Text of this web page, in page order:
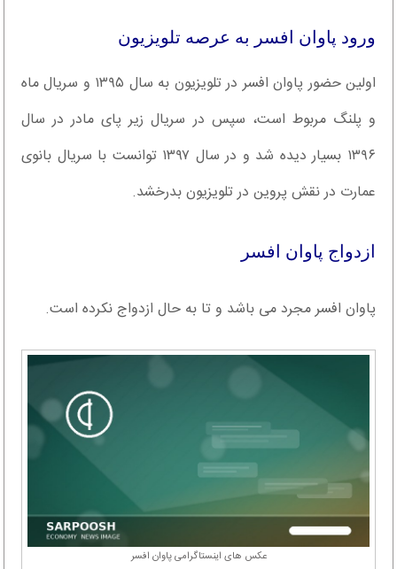
ورود پاوان افسر به عرصه تلویزیون
اولین حضور پاوان افسر در تلویزیون به سال ۱۳۹۵ و سریال ماه
و پلنگ مربوط است، سپس در سریال زیر پای مادر در سال
۱۳۹۶ بسیار دیده شد و در سال ۱۳۹۷ توانست با سریال بانوی
عمارت در نقش پروین در تلویزیون بدرخشد.
ازدواج پاوان افسر
پاوان افسر مجرد می باشد و تا به حال ازدواج نکرده است.
عکس های اینستاگرامی پاوان افسر